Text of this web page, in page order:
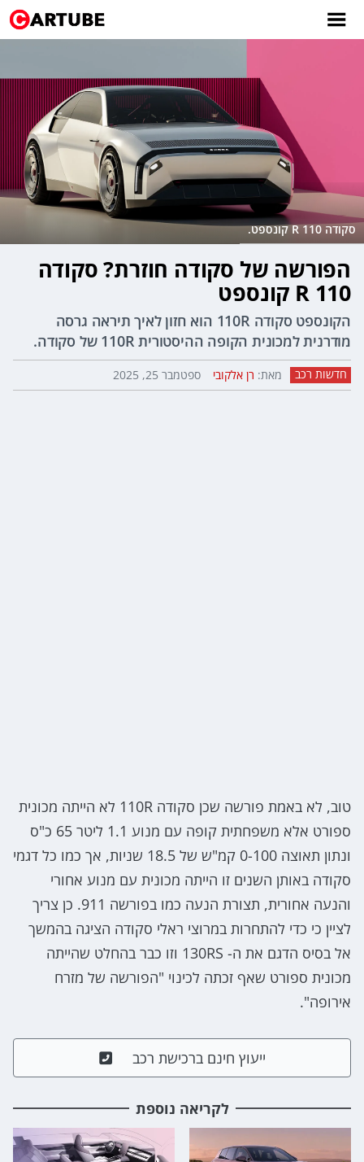
סקודה 110 R קונספט.
הפורשה של סקודה חוזרת? סקודה
110 R קונספט
הקונספט סקודה 110R הוא חזון לאיך תיראה גרסה
מודרנית למכונית הקופה ההיסטורית 110R של סקודה.
חדשות רכב מאת: רן אלקובי ספטמבר 25, 2025
טוב, לא באמת פורשה שכן סקודה 110R לא הייתה מכונית
ספורט אלא משפחתית קופה עם מנוע 1.1 ליטר 65 כ"ס
ונתון תאוצה 0-100 קמ"ש של 18.5 שניות, אך כמו כל דגמי
סקודה באותן השנים זו הייתה מכונית עם מנוע אחורי
והנעה אחורית, תצורת הנעה כמו בפורשה 911. כן צריך
לציין כי כדי להתחרות במרוצי ראלי סקודה הציגה בהמשך
אל בסיס הדגם את ה- 130RS וזו כבר בהחלט שהייתה
מכונית ספורט שאף זכתה לכינוי "הפורשה של מזרח
אירופה".
ייעוץ חינם ברכישת רכב
לקריאה נוספת